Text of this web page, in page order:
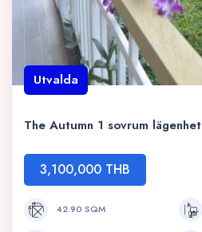
Utvalda
The Autumn 1 sovrum lägenhet
3,100,000 THB
42.90 SQM